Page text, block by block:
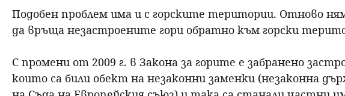
Подобен проблем има и с горските територии. Отново
да връща незастроените гори обратно към горски
С промени от 2009 г. в Закона за горите е забранено
които са били обект на незаконни заменки (незаконна